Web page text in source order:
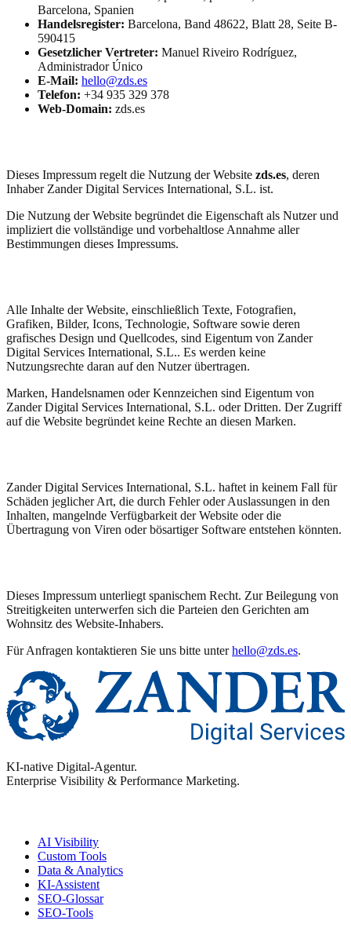
Barcelona, Spanien
Handelsregister: Barcelona, Band 48622, Blatt 28, Seite B-
590415
Gesetzlicher Vertreter: Manuel Riveiro Rodríguez,
Administrador Único
E-Mail: hello@zds.es
Telefon: +34 935 329 378
Web-Domain: zds.es
Dieses Impressum regelt die Nutzung der Website zds.es, deren
Inhaber Zander Digital Services International, S.L. ist.
Die Nutzung der Website begründet die Eigenschaft als Nutzer und
impliziert die vollständige und vorbehaltlose Annahme aller
Bestimmungen dieses Impressums.
Alle Inhalte der Website, einschließlich Texte, Fotografien,
Grafiken, Bilder, Icons, Technologie, Software sowie deren
grafisches Design und Quellcodes, sind Eigentum von Zander
Digital Services International, S.L.. Es werden keine
Nutzungsrechte daran auf den Nutzer übertragen.
Marken, Handelsnamen oder Kennzeichen sind Eigentum von
Zander Digital Services International, S.L. oder Dritten. Der Zugriff
auf die Website begründet keine Rechte an diesen Marken.
Zander Digital Services International, S.L. haftet in keinem Fall für
Schäden jeglicher Art, die durch Fehler oder Auslassungen in den
Inhalten, mangelnde Verfügbarkeit der Website oder die
Übertragung von Viren oder bösartiger Software entstehen könnten.
Dieses Impressum unterliegt spanischem Recht. Zur Beilegung von
Streitigkeiten unterwerfen sich die Parteien den Gerichten am
Wohnsitz des Website-Inhabers.
Für Anfragen kontaktieren Sie uns bitte unterhello@zds.es.
KI-native Digital-Agentur.
Enterprise Visibility & Performance Marketing.
AI Visibility
Custom Tools
Data & Analytics
KI-Assistent
SEO-Glossar
SEO-Tools